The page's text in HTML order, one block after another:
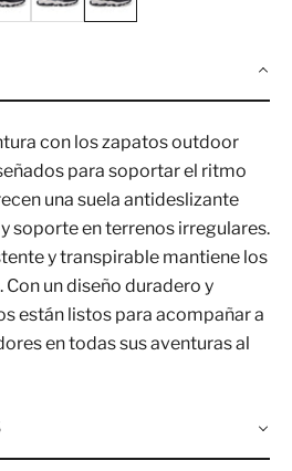
con los zapatos outdoor
para soportar el ritmo
una suela antideslizante
soporte en terrenos irregulares.
y transpirable mantiene los
un diseño duradero y
están listos para acompañar a
en todas sus aventuras al